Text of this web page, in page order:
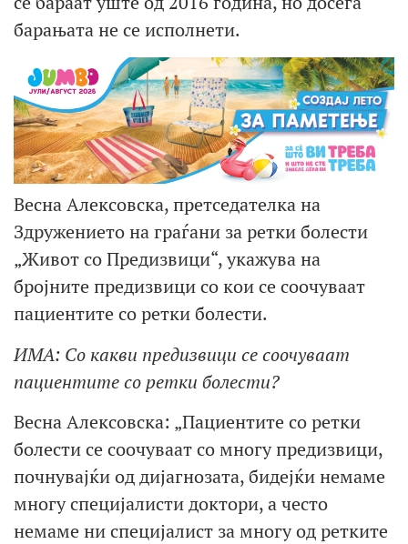
барањата не се исполнети.
Весна Алексовска, претседателка на
Здружението на граѓани за ретки болести
„Живот со Предизвици“, укажува на
бројните предизвици со кои се соочуваат
пациентите со ретки болести.
ИМА: Со какви предизвици се соочуваат
пациентите со ретки болести?
Весна Алексовска: „Пациентите со ретки
болести се соочуваат со многу предизвици,
почнувајќи од дијагнозата, бидејќи немаме
многу специјалисти доктори, а често
немаме ни специјалист за многу од ретките